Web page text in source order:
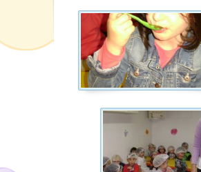
Notícias
Contato